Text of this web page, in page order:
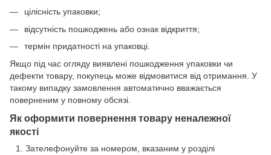
цілісність упаковки;
відсутність пошкоджень або ознак відкриття;
термін придатності на упаковці.
Якщо під час огляду виявлені пошкодження упаковки чи
дефекти товару, покупець може відмовитися від отримання. У
такому випадку замовлення автоматично вважається
поверненим у повному обсязі.
Як оформити повернення товару неналежної
якості
Зателефонуйте за номером, вказаним у розділі